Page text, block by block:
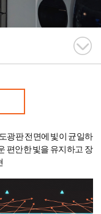
광판 전면에 빛이 균일하
편안한 빛을 유지하고 장